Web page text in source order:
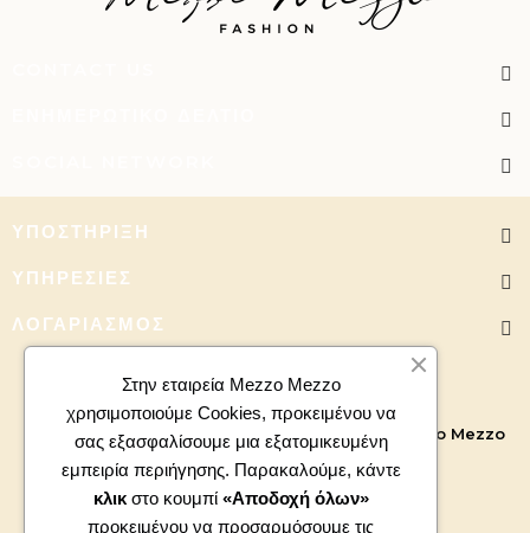
ΥΠΟΣΤΉΡΙΞΗ
ΥΠΗΡΕΣΊΕΣ
ΛΟΓΑΡΙΑΣΜΌΣ
Copyright 2026 - All right reserved. Powered by Mezzo Mezzo
Στην εταιρεία Mezzo Mezzo
χρησιμοποιούμε Cookies, προκειμένου να
σας εξασφαλίσουμε μια εξατομικευμένη
εμπειρία περιήγησης. Παρακαλούμε, κάντε
κλικ στο κουμπί «Αποδοχή όλων»
προκειμένου να προσαρμόσουμε τις